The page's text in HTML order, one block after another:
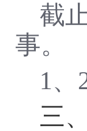
截止
事。
1、
三